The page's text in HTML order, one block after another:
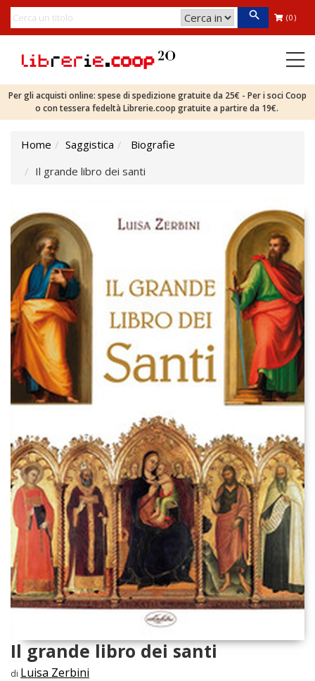
(0)
Per gli acquisti online: spese di spedizione gratuite da 25€ - Per i soci Coop
o con tessera fedeltà Librerie.coop gratuite a partire da 19€.
Home Saggistica
Biografie
Il grande libro dei santi
Il grande libro dei santi
di Luisa Zerbini